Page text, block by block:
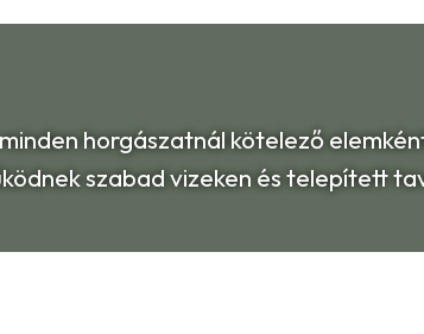
horgászatnál kötelező
szabad vizeken és telepített